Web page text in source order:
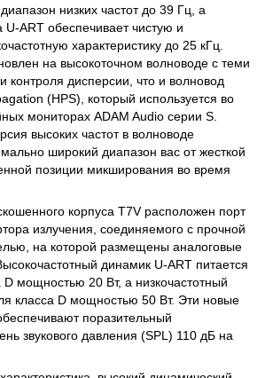
низких частот до 39 Гц, а
U-ART обеспечивает чистую и
характеристику до 25 кГц.
на высокоточном волноводе с теми
контроля дисперсии, что и волновод
(HPS), который используется во
мониторах ADAM Audio серии S.
высоких частот в волноводе
широкий диапазон вас от жесткой
позиции микширования во время
корпуса T7V расположен порт
излучения, соединяемого с прочной
на которой размещены аналоговые
динамик U-ART питается
D мощностью 20 Вт, а низкочастотный
класса D мощностью 50 Вт. Эти новые
поразительный
звукового давления (SPL) 110 дБ на